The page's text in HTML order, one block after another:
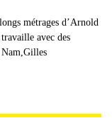
métrages d’Arnold
avec des
Nam,Gilles